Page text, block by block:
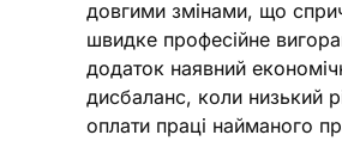
довгими змінами, що
швидке професійне
додаток наявний
дисбаланс, коли низький
оплати праці найманого